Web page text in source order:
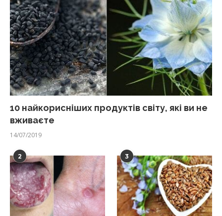
10 найкорисніших продуктів світу, які ви не
вживаєте
14/07/2019
2 3